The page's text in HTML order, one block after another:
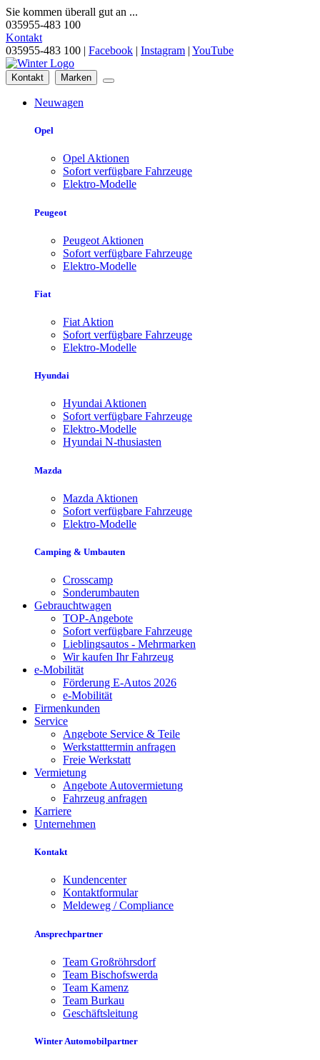
Sie kommen überall gut an ...
035955-483 100
Kontakt
035955-483 100 | Facebook | Instagram | YouTube
Kontakt Marken
Neuwagen
Opel
Opel Aktionen
Sofort verfügbare Fahrzeuge
Elektro-Modelle
Peugeot
Peugeot Aktionen
Sofort verfügbare Fahrzeuge
Elektro-Modelle
Fiat
Fiat Aktion
Sofort verfügbare Fahrzeuge
Elektro-Modelle
Hyundai
Hyundai Aktionen
Sofort verfügbare Fahrzeuge
Elektro-Modelle
Hyundai N-thusiasten
Mazda
Mazda Aktionen
Sofort verfügbare Fahrzeuge
Elektro-Modelle
Camping & Umbauten
Crosscamp
Sonderumbauten
Gebrauchtwagen
TOP-Angebote
Sofort verfügbare Fahrzeuge
Lieblingsautos - Mehrmarken
Wir kaufen Ihr Fahrzeug
e-Mobilität
Förderung E-Autos 2026
e-Mobilität
Firmenkunden
Service
Angebote Service & Teile
Werkstatttermin anfragen
Freie Werkstatt
Vermietung
Angebote Autovermietung
Fahrzeug anfragen
Karriere
Unternehmen
Kontakt
Kundencenter
Kontaktformular
Meldeweg / Compliance
Ansprechpartner
Team Großröhrsdorf
Team Bischofswerda
Team Kamenz
Team Burkau
Geschäftsleitung
Winter Automobilpartner